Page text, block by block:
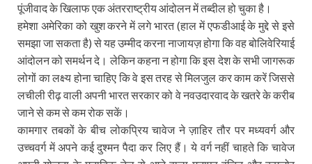
पूंजीवाद के खिलाफ एक अंतरराष्ट्रीय आंदोलन में तब्दील हो चुका है।
हमेशा अमेरिका को खुश करने में लगे भारत (हाल में एफडीआई के मुद्दे से इसे
समझा जा सकता है) से यह उम्मीद करना नाजायज़ होगा कि वह बोलिवेरियाई
आंदोलन को समर्थन दे। लेकिन कहना न होगा कि इस देश के सभी जागरूक
लोगों का लक्ष्य होना चाहिए कि वे इस तरह से मिलजुल कर काम करें जिससे
लचीली रीढ़ वाली अपनी भारत सरकार को वे नवउदारवाद के खतरे के करीब
जाने से कम से कम रोक सकें।
कामगार तबकों के बीच लोकप्रिय चावेज ने ज़ाहिर तौर पर मध्यवर्ग और
उच्चवर्ग में अपने कई दुश्मन पैदा कर लिए हैं। ये वर्ग नहीं चाहते कि चावेज